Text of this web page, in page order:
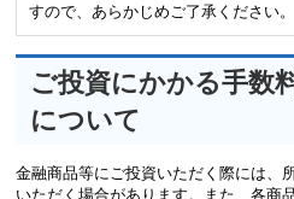
すので、あらかじめご了承ください。
ご投資にかかる手数
について
金融商品等にご投資いただく際には、
いただく場合があります。また、各商